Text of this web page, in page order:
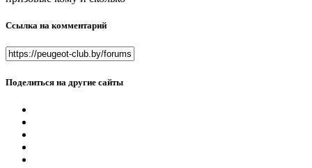
Ссылка на комментарий
Поделиться на другие сайты